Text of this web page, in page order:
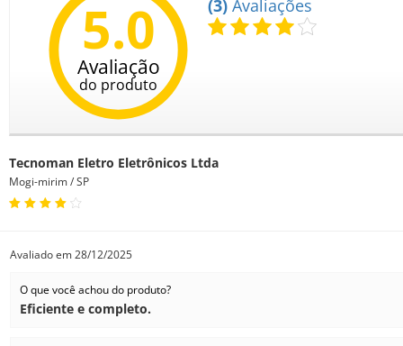
Designjet T650 36"
Impressora HP
Principais Características
Extrema simplicidade
confiança de que obterá os resultados esperados com um
R$95,95
6x de
5.0
Avaliação
do produto
(3) Avaliações
Tecnoman Eletro Eletrônicos Ltda
Mogi-mirim / SP
Avaliado em28/12/2025
O que você achou do produto?
Eficiente e completo.